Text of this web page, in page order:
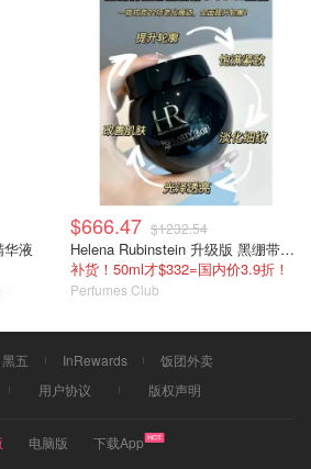
液
$666.47 $1232.54
Helena Rubinstein 升级版 黑绷带面霜 100ml
补货！50ml才$332=国内价3.9折！
Perfumes Club
黑五 InRewards
饭团外卖
用户协议 版权声明
电脑版
下载App